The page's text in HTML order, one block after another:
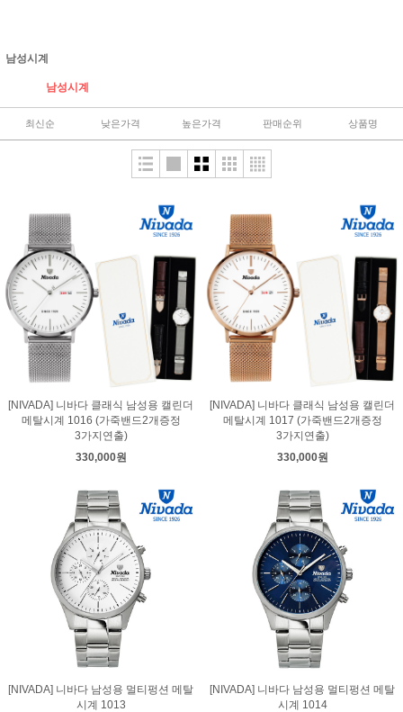
남성시계
남성시계
최신순 낮은가격 높은가격 판매순위 상품명
[NIVADA] 니바다 클래식 남성용 캘린더
메탈시계 1016 (가죽밴드2개증정
3가지연출)
330,000원
[NIVADA] 니바다 클래식 남성용 캘린더
메탈시계 1017 (가죽밴드2개증정
3가지연출)
330,000원
[NIVADA] 니바다 남성용 멀티펑션 메탈
시계 1013
[NIVADA] 니바다 남성용 멀티펑션 메탈
시계 1014